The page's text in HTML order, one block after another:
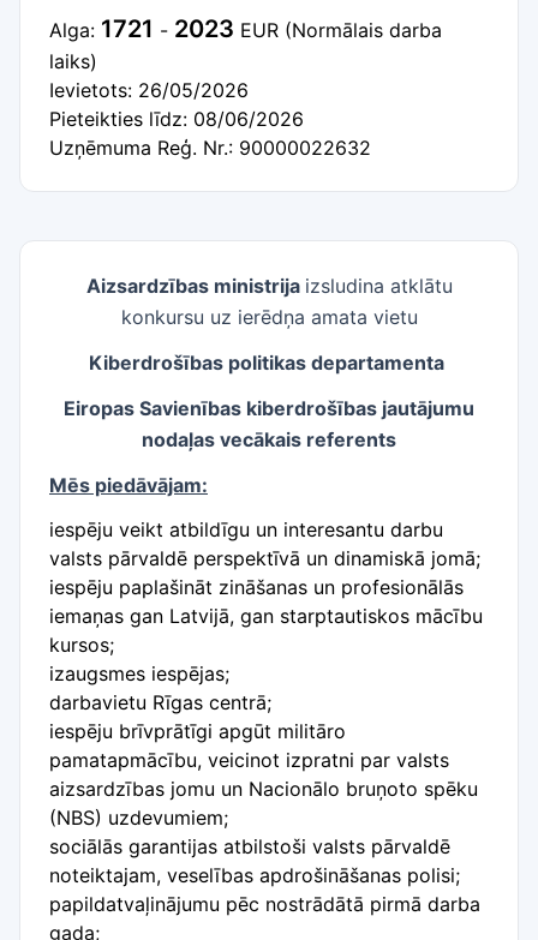
Aizsardzības ministrija izsludina atklātu
konkursu uz ierēdņa amata vietu
Kiberdrošības politikas departamenta
Eiropas Savienības kiberdrošības jautājumu
nodaļas vecākais referents
Mēs piedāvājam:
iespēju veikt atbildīgu un interesantu darbu
valsts pārvaldē perspektīvā un dinamiskā jomā;
iespēju paplašināt zināšanas un profesionālās
iemaņas gan Latvijā, gan starptautiskos mācību
kursos;
izaugsmes iespējas;
darbavietu Rīgas centrā;
iespēju brīvprātīgi apgūt militāro
pamatapmācību, veicinot izpratni par valsts
aizsardzības jomu un Nacionālo bruņoto spēku
(NBS) uzdevumiem;
sociālās garantijas atbilstoši valsts pārvaldē
noteiktajam, veselības apdrošināšanas polisi;
papildatvaļinājumu pēc nostrādātā pirmā darba
gada;
Alga: 1721 - 2023 EUR (Normālais darba
laiks)
Ievietots: 26/05/2026
Pieteikties līdz: 08/06/2026
Uzņēmuma Reģ. Nr.: 90000022632